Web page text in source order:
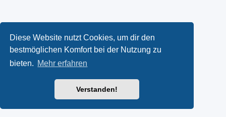
Diese Website nutzt Cookies, um dir den
bestmöglichen Komfort bei der Nutzung zu
bieten. Mehr erfahren
Verstanden!